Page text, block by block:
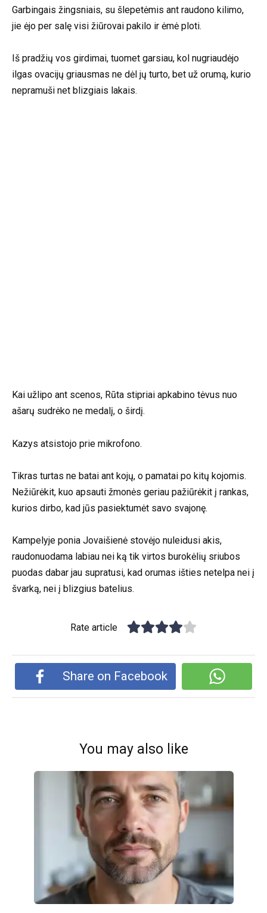
Garbingais žingsniais, su šlepetėmis ant raudono kilimo,
jie ėjo per salę visi žiūrovai pakilo ir ėmė ploti.
Iš pradžių vos girdimai, tuomet garsiau, kol nugriaudėjo
ilgas ovacijų griausmas ne dėl jų turto, bet už orumą, kurio
nepramuši net blizgiais lakais.
Kai užlipo ant scenos, Rūta stipriai apkabino tėvus nuo
ašarų sudrėko ne medalį, o širdį.
Kazys atsistojo prie mikrofono.
Tikras turtas ne batai ant kojų, o pamatai po kitų kojomis.
Nežiūrėkit, kuo apsauti žmonės geriau pažiūrėkit į rankas,
kurios dirbo, kad jūs pasiektumėt savo svajonę.
Kampelyje ponia Jovaišienė stovėjo nuleidusi akis,
raudonuodama labiau nei ką tik virtos burokėlių sriubos
puodas dabar jau supratusi, kad orumas išties netelpa nei į
švarką, nei į blizgius batelius.
Rate article
Share on Facebook
You may also like